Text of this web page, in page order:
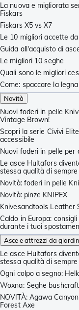
La nuova e migliorata
Fiskars
Fiskars X5 vs X7
Le 10 migliori accette
Guida all'acquisto di
Le migliori 10 seghe
Quali sono le migliori
Come: spaccare la legna
Novità
Nuovi foderi in pelle
Vintage Brown!
Scopri la serie Civivi
accessibile
Nuovi foderi in pelle per
Le asce Hultafors
stessa qualità di sempre
Novità: foderi in pelle
Novità: pinze KNIPEX
Knivesandtools Leather
Caldo in Europa:
durante i tuoi
Asce e attrezzi da
Le asce Hultafors
stessa qualità di sempre
Ogni colpo a segno:
Woxna: Seghe
NOVITÀ: Agawa
Forest Axe